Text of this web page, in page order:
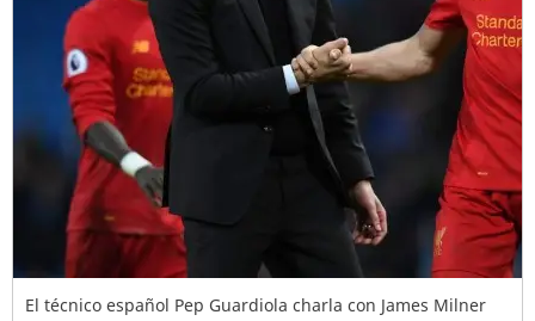
El técnico español Pep Guardiola charla con James Milner